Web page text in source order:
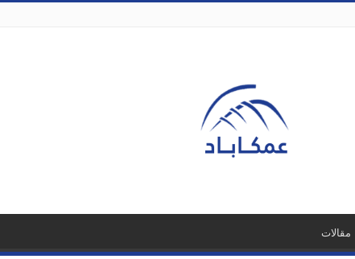
مقالات